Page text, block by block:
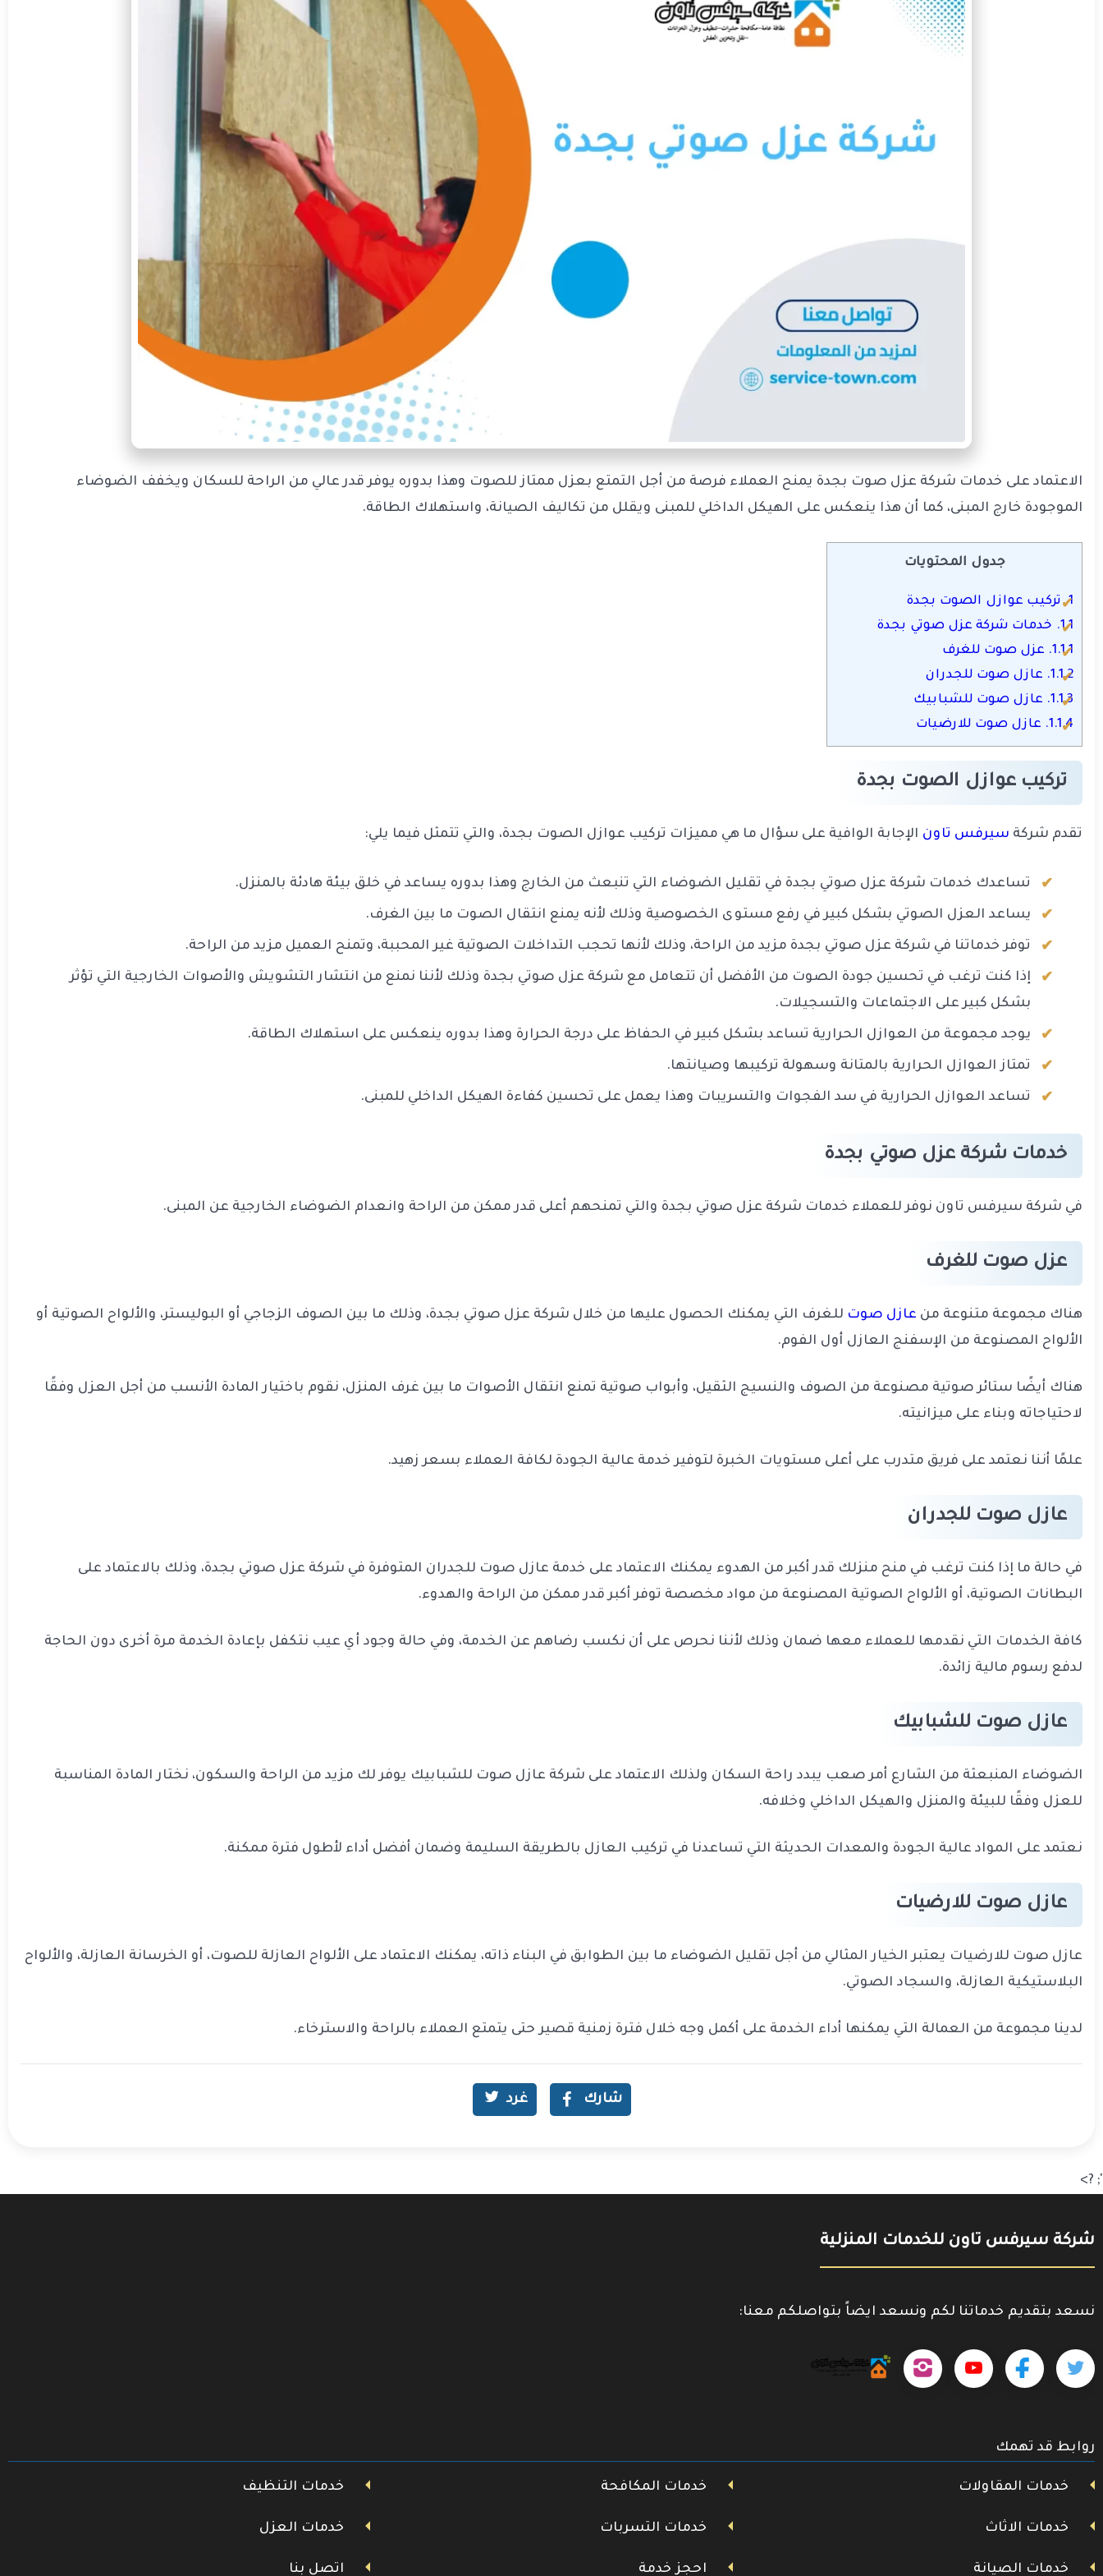
الاعتماد على خدمات شركة عزل صوت بجدة يمنح العملاء فرصة من أجل التمتع بعزل ممتاز للصوت وهذا بدوره يوفر قدر عالي من الراحة للسكان ويخفف الضوضاء
الموجودة خارج المبنى، كما أن هذا ينعكس على الهيكل الداخلي للمبنى ويقلل من تكاليف الصيانة، واستهلاك الطاقة.
جدول المحتويات
1. تركيب عوازل الصوت بجدة
1.1.
خدمات شركة عزل صوتي بجدة
1.1.1. عزل صوت للغرف
1.1.2. عازل صوت للجدران
1.1.3. عازل صوت للشبابيك
1.1.4. عازل صوت للارضيات
تركيب عوازل الصوت بجدة
تقدم شركة سيرفس تاون الإجابة الوافية على سؤال ما هي مميزات تركيب عوازل الصوت بجدة، والتي تتمثل فيما يلي:
تساعدك خدمات شركة عزل صوتي بجدة في تقليل الضوضاء التي تنبعث من الخارج وهذا بدوره يساعد في خلق بيئة هادئة بالمنزل.
يساعد العزل الصوتي بشكل كبير في رفع مستوى الخصوصية وذلك لأنه يمنع انتقال الصوت ما بين الغرف.
توفر خدماتنا في شركة عزل صوتي بجدة مزيد من الراحة، وذلك لأنها تحجب التداخلات الصوتية غير المحببة، وتمنح العميل مزيد من الراحة.
إذا كنت ترغب في تحسين جودة الصوت من الأفضل أن تتعامل مع شركة عزل صوتي بجدة وذلك لأننا نمنع من انتشار التشويش والأصوات الخارجية التي تؤثر
بشكل كبير على الاجتماعات والتسجيلات.
يوجد مجموعة من العوازل الحرارية تساعد بشكل كبير في الحفاظ على درجة الحرارة وهذا بدوره ينعكس على استهلاك الطاقة.
تمتاز العوازل الحرارية بالمتانة وسهولة تركيبها وصيانتها.
تساعد العوازل الحرارية في سد الفجوات والتسريبات وهذا يعمل على تحسين كفاءة الهيكل الداخلي للمبنى.
خدمات شركة عزل صوتي بجدة
في شركة سيرفس تاون نوفر للعملاء خدمات شركة عزل صوتي بجدة والتي تمنحهم أعلى قدر ممكن من الراحة وانعدام الضوضاء الخارجية عن المبنى.
عزل صوت للغرف
هناك مجموعة متنوعة من عازل صوت للغرف التي يمكنك الحصول عليها من خلال شركة عزل صوتي بجدة، وذلك ما بين الصوف الزجاجي أو البوليستر، والألواح الصوتية أو
الألواح المصنوعة من الإسفنج العازل أول الفوم.
هناك أيضًا ستائر صوتية مصنوعة من الصوف والنسيج الثقيل، وأبواب صوتية تمنع انتقال الأصوات ما بين غرف المنزل، نقوم باختيار المادة الأنسب من أجل العزل وفقًا
لاحتياجاته وبناء على ميزانيته.
علمًا أننا نعتمد على فريق متدرب على أعلى مستويات الخبرة لتوفير خدمة عالية الجودة لكافة العملاء بسعر زهيد.
عازل صوت للجدران
في حالة ما إذا كنت ترغب في منح منزلك قدر أكبر من الهدوء يمكنك الاعتماد على خدمة عازل صوت للجدران المتوفرة في شركة عزل صوتي بجدة، وذلك بالاعتماد على
البطانات الصوتية، أو الألواح الصوتية المصنوعة من مواد مخصصة توفر أكبر قدر ممكن من الراحة والهدوء.
كافة الخدمات التي نقدمها للعملاء معها ضمان وذلك لأننا نحرص على أن نكسب رضاهم عن الخدمة، وفي حالة وجود أي عيب نتكفل بإعادة الخدمة مرة أخرى دون الحاجة
لدفع رسوم مالية زائدة.
عازل صوت للشبابيك
الضوضاء المنبعثة من الشارع أمر صعب يبدد راحة السكان ولذلك الاعتماد على شركة عازل صوت للشبابيك يوفر لك مزيد من الراحة والسكون، نختار المادة المناسبة
للعزل وفقًا للبيئة والمنزل والهيكل الداخلي وخلافه.
نعتمد على المواد عالية الجودة والمعدات الحديثة التي تساعدنا في تركيب العازل بالطريقة السليمة وضمان أفضل أداء لأطول فترة ممكنة.
عازل صوت للارضيات
عازل صوت للارضيات يعتبر الخيار المثالي من أجل تقليل الضوضاء ما بين الطوابق في البناء ذاته، يمكنك الاعتماد على الألواح العازلة للصوت، أو الخرسانة العازلة، والألواح
البلاستيكية العازلة، والسجاد الصوتي.
لدينا مجموعة من العمالة التي يمكنها أداء الخدمة على أكمل وجه خلال فترة زمنية قصير حتى يتمتع العملاء بالراحة والاسترخاء.
شارك غرد
'; ?>
شركة سيرفس تاون للخدمات المنزلية
نسعد بتقديم خدماتنا لكم ونسعد ايضاً بتواصلكم معنا:
تابعنا
تويتر
تابعنا
فيسبوك
تابعنا تابعنا
بلاي
روابط قد تهمك
خدمات المقاولات خدمات المكافحة خدمات التنظيف
خدمات الاثاث خدمات التسربات خدمات العزل
خدمات الصيانة احجز خدمة اتصل بنا